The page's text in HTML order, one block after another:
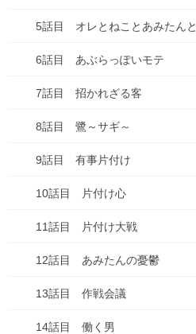
5話目 オレとねことあみたんと
6話目 あぶらっぽいモテ
7話目 招かれざる客
8話目 鷺～サギ～
9話目 有事片付け
10話目 片付け心
11話目 片付け大戦
12話目 あみたんの憂鬱
13話目 作戦会議
14話目 働く男